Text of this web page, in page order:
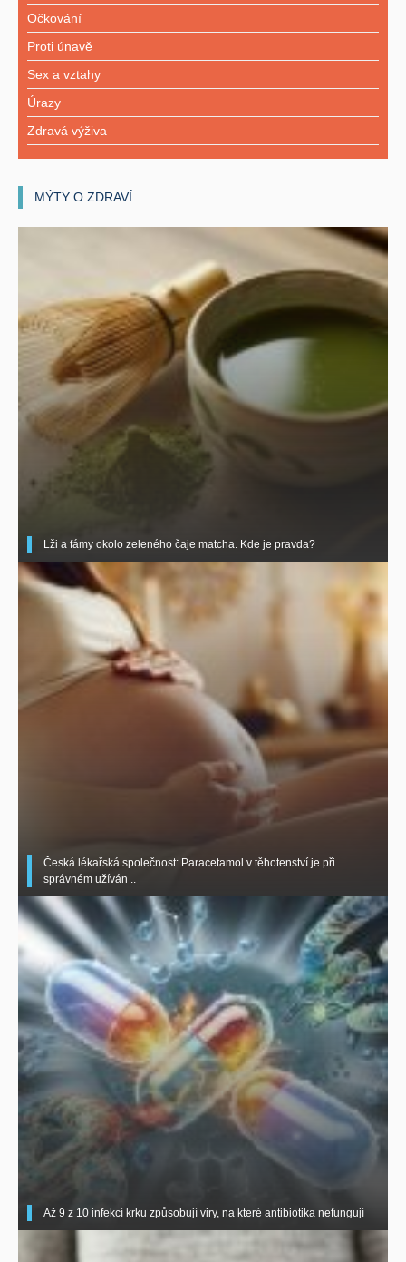
Očkování
Proti únavě
Sex a vztahy
Úrazy
Zdravá výživa
MÝTY O ZDRAVÍ
Lži a fámy okolo zeleného čaje matcha. Kde je pravda?
Česká lékařská společnost: Paracetamol v těhotenství je při
správném užíván ..
Až 9 z 10 infekcí krku způsobují viry, na které antibiotika nefungují